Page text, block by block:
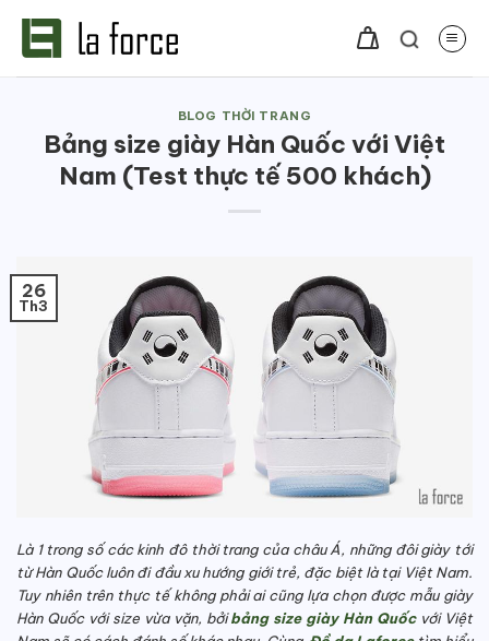
BLOG THỜI TRANG
Bảng size giày Hàn Quốc với Việt
Nam (Test thực tế 500 khách)
26
Th3
Là 1 trong số các kinh đô thời trang của châu Á, những đôi giày tới
từ Hàn Quốc luôn đi đầu xu hướng giới trẻ, đặc biệt là tại Việt Nam.
Tuy nhiên trên thực tế không phải ai cũng lựa chọn được mẫu giày
Hàn Quốc với size vừa vặn, bởibảng size giày Hàn Quốcvới Việt